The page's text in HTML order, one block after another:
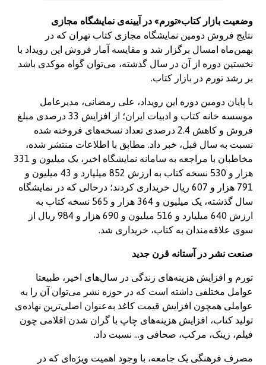
وضعیت بازار کتاب«تورم» در آیینه‌ی نمایشگاه مجازی
نتایج فروش دومین نمایشگاه مجازی کتاب تهران که در
بهمن‌ماه امسال برگزار شد و مقایسه آمار فروش این رویداد با
نخستین دوره از آن در سال گذشته، می‌توان گواه موکدی باشد
بر رشد تورم در بازار کتاب.
با پایان دومین دوره این رویداد، علی رمضانی، مدیرعامل
موسسه خانه کتاب و ادبیات ایران؛ از افزایش 33 درصدی مبلغ
فروش و کاهش 2.4 درصدی تعداد نسخه‌های فروخته شده
نسبت به سال قبل، خبر داد. مطابق با اطلاعات منتشر شده،
مخاطبان با مراجعه به سامانه نمایشگاه اخیر، یک میلیون و 331
هزار و 530 نسخه کتاب به ارزش 852 میلیارد و 43 میلیون و
791 هزار و 607 ریال خریداری کردند؛ درحالی که در نمایشگاه
سال گذشته، یک میلیون و 364 هزار و 565 نسخه کتاب به
ارزش 640 میلیارد و 516 میلیون و 690 هزار و 984 ریال از
سوی علاقه‌مندان به کتاب، خریداری شد.
صنعت نشر در آستانه قرن جدید
تورم و افزایش هزینه‌های زندگی در سال‌های اخیر، طبیعتا
عوامل مختلفی داشته است که در حوزه نشر می‌توان آن را به
عواملی همچون افزایش قیمت کاغذ به‌عنوان اصلی‌ترین نهاده‌ی
تولید کتاب، افزایش هزینه‌های چاپ با گران شدن اقلامی چون
فیلم، زینک، مرکب، صحافی و… نسبت داد.
مصرف فرهنگی یک جامعه، با وجود اهمیت ویژه‌ای که در